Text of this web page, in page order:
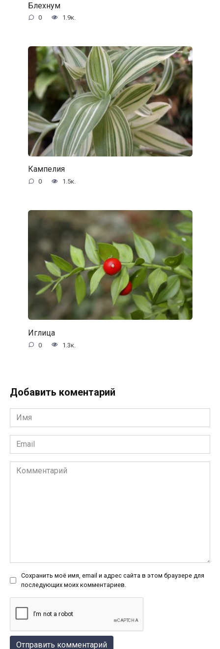
Блехнум
0 1.9к.
Кампелия
0 1.5к.
Иглица
0 1.3к.
Добавить коментарий
Имя
*
Email
*
Комментарий
Сохранить моё имя, email и адрес сайта в этом браузере для
последующих моих комментариев.